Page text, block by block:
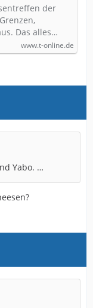
der
Das alles…
www.t-online.de
Yabo. …